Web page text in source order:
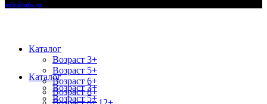
info@info.ru
Каталог
Возраст 3+
Возраст 5+
Возраст 6+
Возраст 8+
Каталог
Возраст 3+
Возраст 5+